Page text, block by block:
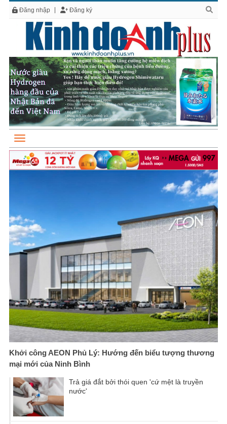
Đăng nhập Đăng ký
Khởi công AEON Phủ Lý: Hướng đến biểu tượng thương
mại mới của Ninh Bình
Trả giá đắt bởi thói quen 'cứ mệt là truyền
nước'